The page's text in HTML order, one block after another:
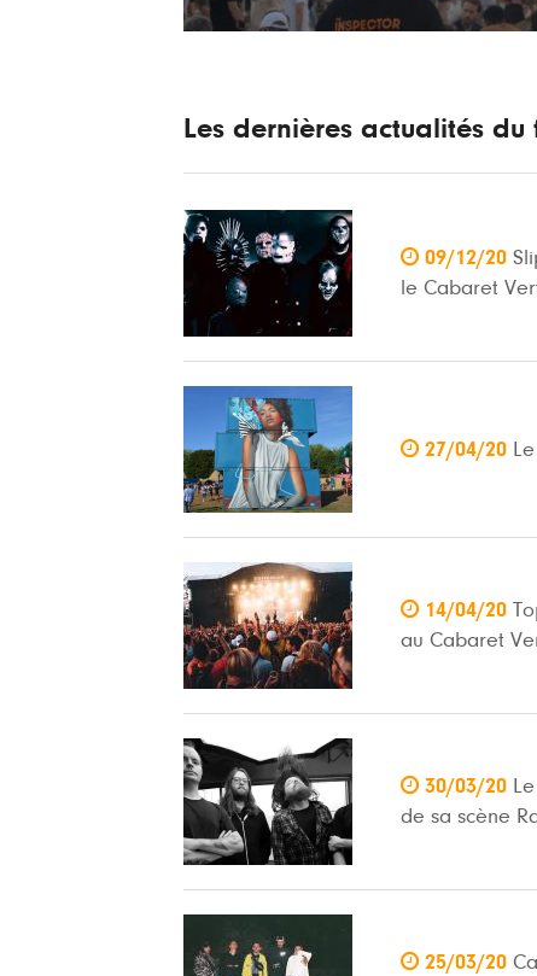
Les dernières actualités du
 09/12/20
le Cabaret
 27/04/20
 14/04/20
au Cabaret
 30/03/20
de sa scène
 25/03/20